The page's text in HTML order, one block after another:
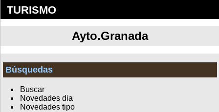
TURISMO
Ayto.Granada
Búsquedas
Buscar
Novedades dia
Novedades tipo